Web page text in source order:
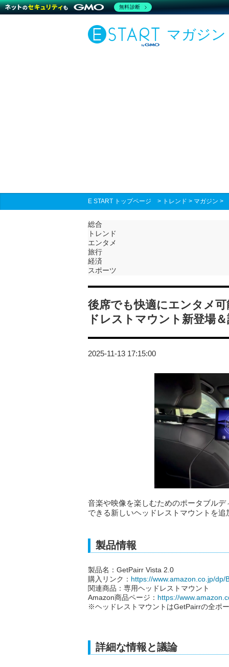
マガジン
E START トップページ > トレンド > マガジン >
総合
トレンド
エンタメ
旅行
経済
スポーツ
後席でも快適にエンタメ
ドレストマウント新登場
2025-11-13 17:15:00
音楽や映像を楽しむためのポータブル
できる新しいヘッドレストマウントを追
製品情報
製品名：GetPairr Vista 2.0
購入リンク： https://www.amazon.co.jp/dp/
関連商品：専用ヘッドレストマウント
Amazon商品ページ： https://
※ヘッドレストマウントはGetPairrの全ポ
詳細な情報と議論
無料診断